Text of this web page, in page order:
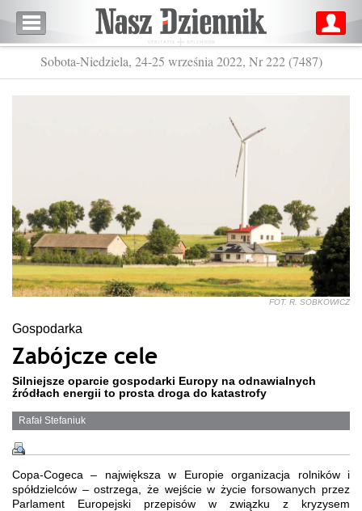
Sobota-Niedziela, 24-25 września 2022, Nr 222 (7487)
FOT. R. SOBKOWICZ
Gospodarka
Zabójcze cele
Silniejsze oparcie gospodarki Europy na odnawialnych
źródłach energii to prosta droga do katastrofy
Rafał Stefaniuk
Copa-Cogeca – największa w Europie organizacja rolników i
spółdzielców – ostrzega, że wejście w życie forsowanych przez
Parlament Europejski przepisów w związku z kryzysem